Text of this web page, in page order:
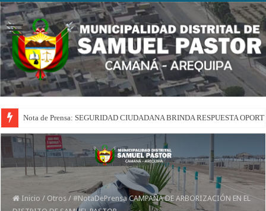
Nota de Prensa: SEGURIDAD CIUDADANA BRINDA RESPUESTA
Inicio / Otros / #NotaDePrensa CAMPAÑA DE ARBORIZACIÓN EN EL